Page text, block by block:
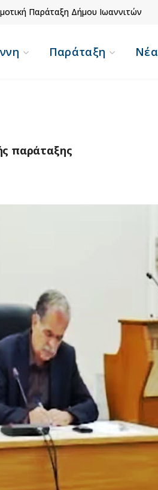
Παράταξη Δήμου Ιωαννιτών
Παράταξη Νέα
παράταξης